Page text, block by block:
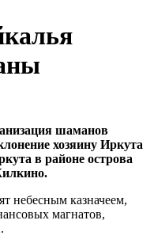
шаманов
хозяину Иркута
в районе острова
небесным казначеем,
магнатов,